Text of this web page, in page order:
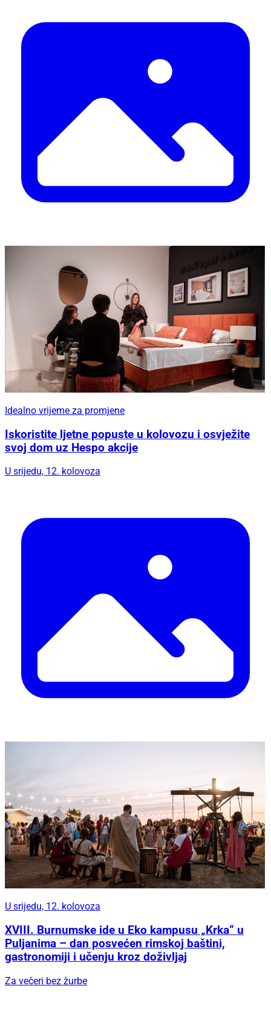
Idealno vrijeme za promjene
Iskoristite ljetne popuste u kolovozu i osvježite
svoj dom uz Hespo akcije
U srijedu, 12. kolovoza
U srijedu, 12. kolovoza
XVIII. Burnumske ide u Eko kampusu „Krka“ u
Puljanima – dan posvećen rimskoj baštini,
gastronomiji i učenju kroz doživljaj
Za večeri bez žurbe